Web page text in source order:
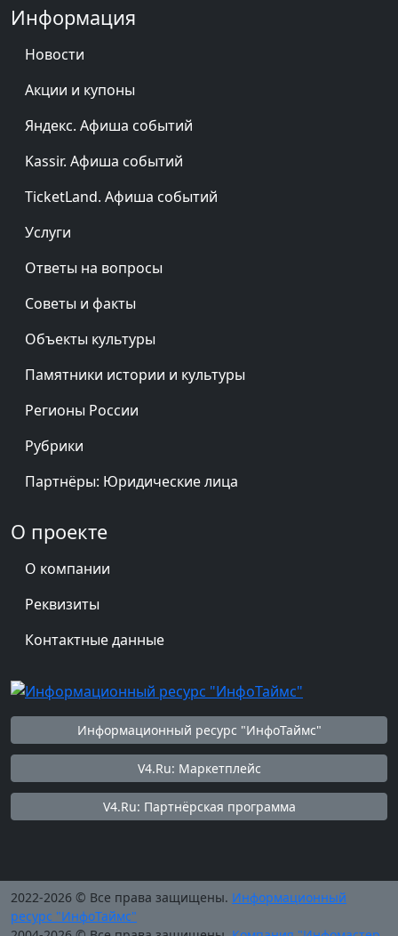
Информация
Новости
Акции и купоны
Яндекс. Афиша событий
Kassir. Афиша событий
TicketLand. Афиша событий
Услуги
Ответы на вопросы
Советы и факты
Объекты культуры
Памятники истории и культуры
Регионы России
Рубрики
Партнёры: Юридические лица
О проекте
О компании
Реквизиты
Контактные данные
Информационный ресурс "ИнфоТаймс"
V4.Ru: Маркетплейс
V4.Ru: Партнёрская программа
2022-2026 © Все права защищены. Информационный
ресурс "ИнфоТаймс"